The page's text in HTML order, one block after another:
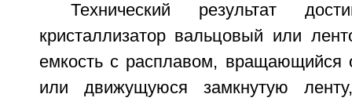
Технический результат
кристаллизатор вальцовый или
емкость с расплавом, вращающийся
или движущуюся замкнутую